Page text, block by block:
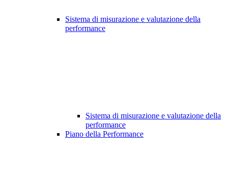
Sistema di misurazione e valutazione della
performance
Sistema di misurazione e valutazione della
performance
Piano della Performance